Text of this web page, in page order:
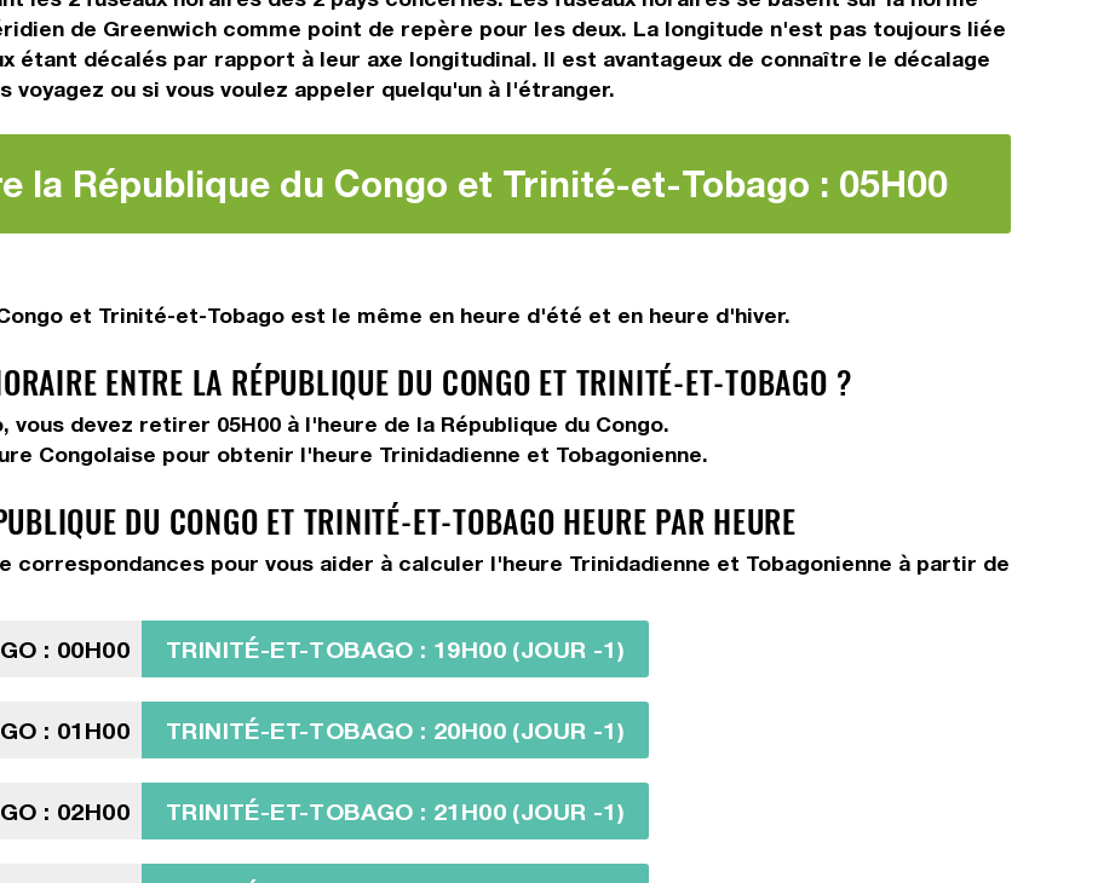
de Greenwich comme point de repère pour les deux. La longitude n'est pas toujours liée
étant décalés par rapport à leur axe longitudinal. Il est avantageux de connaître le décalage
ou si vous voulez appeler quelqu'un à l'étranger.
la République du Congo et Trinité-et-Tobago : 05H00
et Trinité-et-Tobago est le même en heure d'été et en heure d'hiver.
ENTRE LA RÉPUBLIQUE DU CONGO ET TRINITÉ-ET-TOBAGO ?
vous devez retirer 05H00 à l'heure de la République du Congo.
Congolaise pour obtenir l'heure Trinidadienne et Tobagonienne.
DU CONGO ET TRINITÉ-ET-TOBAGO HEURE PAR HEURE
correspondances pour vous aider à calculer l'heure Trinidadienne et Tobagonienne à partir de
: 00H00 TRINITÉ-ET-TOBAGO : 19H00 (JOUR -1)
: 01H00 TRINITÉ-ET-TOBAGO : 20H00 (JOUR -1)
: 02H00 TRINITÉ-ET-TOBAGO : 21H00 (JOUR -1)